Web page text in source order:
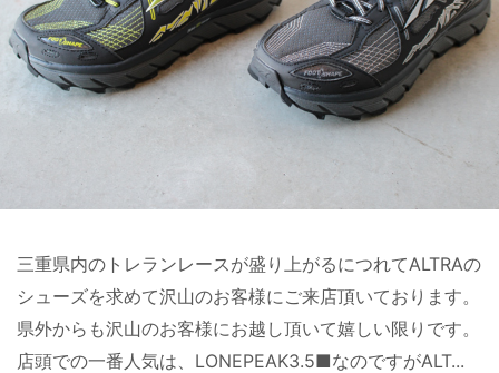
三重県内のトレランレースが盛り上がるにつれてALTRAの
シューズを求めて沢山のお客様にご来店頂いております。
県外からも沢山のお客様にお越し頂いて嬉しい限りです。
店頭での一番人気は、LONEPEAK3.5■なのですがALT...